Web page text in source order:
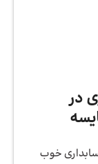
در
خوب